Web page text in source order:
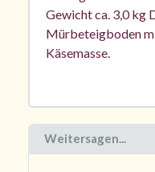
Gewicht ca. 3,0 kg
Mürbeteigboden
Käsemasse.
Weitersagen...